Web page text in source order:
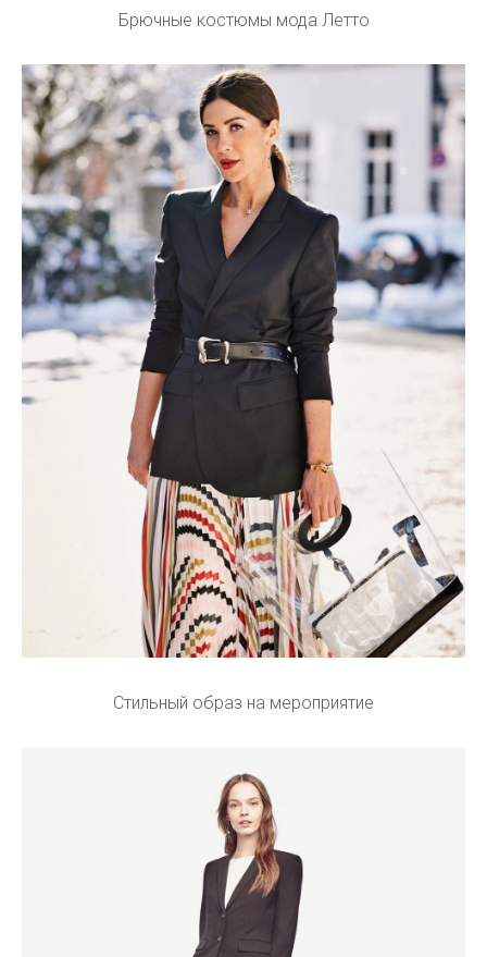
Брючные костюмы мода Летто
Стильный образ на мероприятие